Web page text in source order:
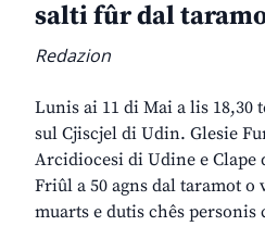
salti fûr dal
Redazion
Lunis ai 11 di Mai a lis 18,30
sul Cjiscjel di Udin. Glesie
Arcidiocesi di Udine e Clape
Friûl a 50 agns dal taramot
muarts e dutis chês personis